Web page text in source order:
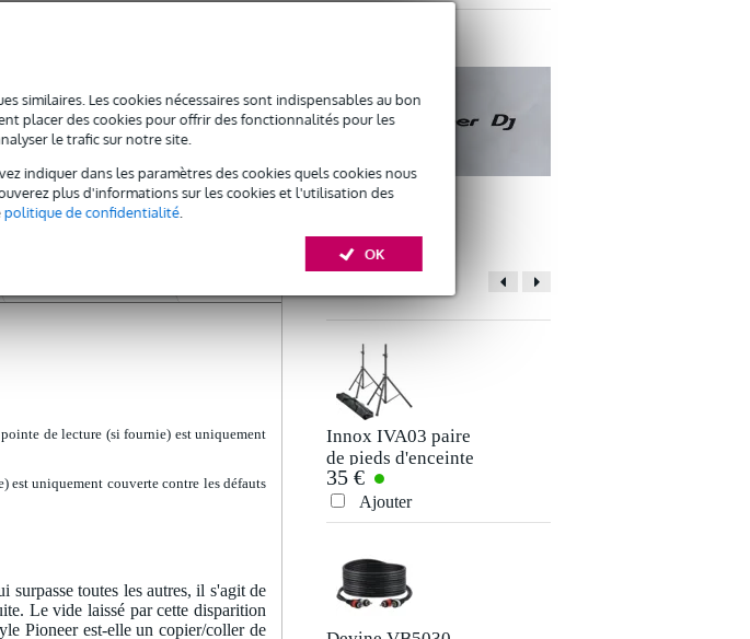
similaires. Les cookies nécessaires sont indispensables au bon
placer des cookies pour offrir des fonctionnalités pour les
le trafic sur notre site.
indiquer dans les paramètres des cookies quels cookies nous
plus d'informations sur les cookies et l'utilisation des
politique de confidentialité.
OK
de lecture (si fournie) est uniquement
uniquement couverte contre les défauts
toutes les autres, il s'agit de
Le vide laissé par cette disparition
Pioneer est-elle un copier/coller de
Innox IVA03 paire
de pieds d'enceinte
+ sac de transport
35 €
Ajouter